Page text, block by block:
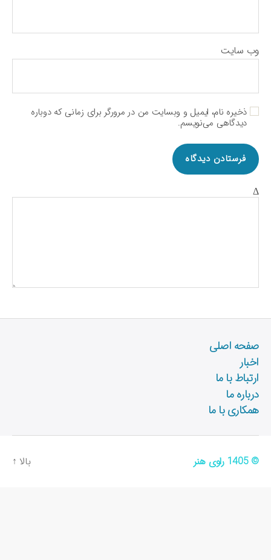
وب‌ سایت
ذخیره نام، ایمیل و وبسایت من در مرورگر برای زمانی که دوباره
دیدگاهی می‌نویسم.
Δ
صفحه اصلی
اخبار
ارتباط با ما
درباره ما
همکاری با ما
© 1405 راوی هنر بالا ↑